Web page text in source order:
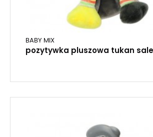
BABY MIX
pozytywka pluszowa tukan sale